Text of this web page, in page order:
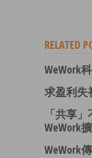
RELATED
WeWork
求盈利失
「共享
WeWork
WeWork